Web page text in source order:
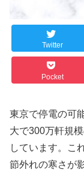
Twitter
Pocket
東京で停電の可
大で300万軒規
しています。こ
節外れの寒さが